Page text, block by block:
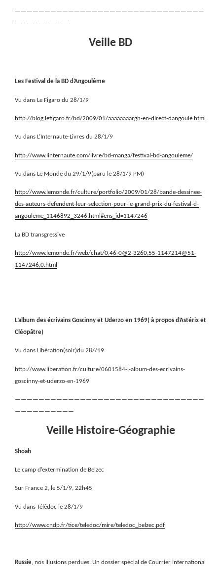
————————————————————————————————
—————————–
Veille BD
Les Festival de la BD d’Angoulême
Vu dans Le Figaro du 28/1/9
http://blog.lefigaro.fr/bd/2009/01/aaaaaaaargh-en-direct-dangoule.html
Vu dans L’Internaute-Livres du 28/1/9
http://www.linternaute.com/livre/bd-manga/festival-bd-angouleme/
Vu dans Le Monde du 29/1/9(paru le 28/1/9 PM)
http://www.lemonde.fr/culture/portfolio/2009/01/28/bande-dessinee-
des-auteurs-defendent-leur-selection-pour-le-grand-prix-du-festival-d-
angouleme_1146892_3246.html#ens_id=1147246
La BD transgressive
http://www.lemonde.fr/web/chat/0,46-0@2-3260,55-1147214@51-
1147246,0.html
L’album des écrivains Goscinny et Uderzo en 1969( à propos d’Astérix et
Cléopâtre)
Vu dans Libération(soir)du 28//19
http://www.liberation.fr/culture/0601584-l-album-des-ecrivains-
goscinny-et-uderzo-en-1969
————————————————————————————————
——————————
Veille Histoire-Géographie
Shoah
Le camp d’extermination de Belzec
Sur France 2, le 5/1/9, 22h45
Vu dans Télédoc le 28/1/9
http://www.cndp.fr/tice/teledoc/mire/teledoc_belzec.pdf
Russie , nos illusions perdues. Un dossier spécial de Courrier international